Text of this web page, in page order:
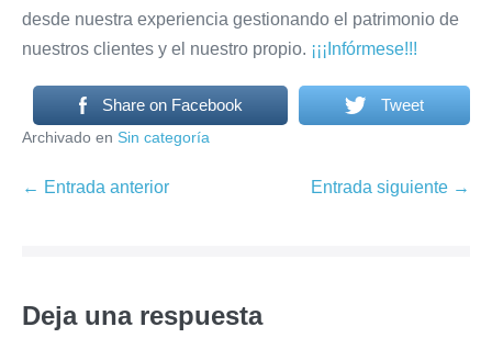
desde nuestra experiencia gestionando el patrimonio de
nuestros clientes y el nuestro propio. ¡¡¡Infórmese!!!
Share on Facebook Tweet
Archivado en Sin categoría
Navegación
← Entrada anterior Entrada siguiente →
Deja una respuesta